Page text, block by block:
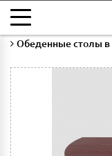
Главная
Обеденные столы в